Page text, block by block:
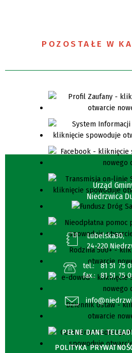
POZOSTAŁE W
Urząd
Niedrzwica
Lubelska30,
24-220
tel.:
81 51 75
fax.:
81 51 75
PEŁNE DANE
POLITYKA